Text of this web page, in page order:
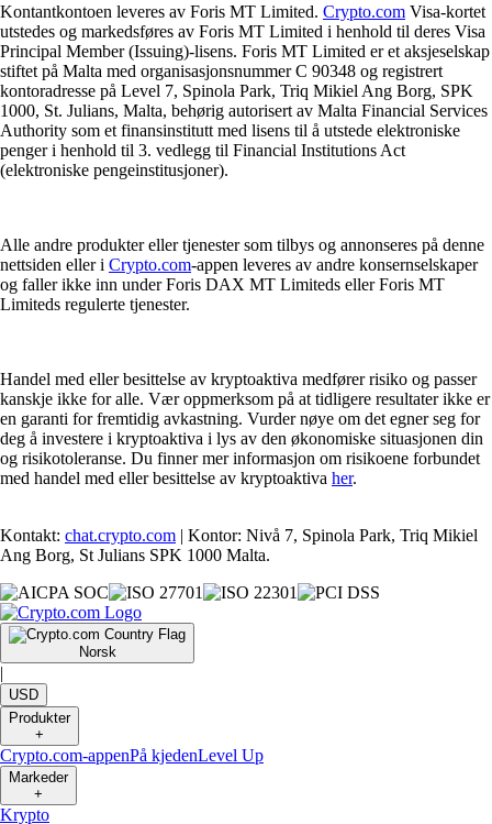
Kontantkontoen leveres av Foris MT Limited. Crypto.com Visa-kortet
utstedes og markedsføres av Foris MT Limited i henhold til deres Visa
Principal Member (Issuing)-lisens. Foris MT Limited er et aksjeselskap
stiftet på Malta med organisasjonsnummer C 90348 og registrert
kontoradresse på Level 7, Spinola Park, Triq Mikiel Ang Borg, SPK
1000, St. Julians, Malta, behørig autorisert av Malta Financial Services
Authority som et finansinstitutt med lisens til å utstede elektroniske
penger i henhold til 3. vedlegg til Financial Institutions Act
(elektroniske pengeinstitusjoner).
Alle andre produkter eller tjenester som tilbys og annonseres på denne
nettsiden eller i Crypto.com-appen leveres av andre konsernselskaper
og faller ikke inn under Foris DAX MT Limiteds eller Foris MT
Limiteds regulerte tjenester.
Handel med eller besittelse av kryptoaktiva medfører risiko og passer
kanskje ikke for alle. Vær oppmerksom på at tidligere resultater ikke er
en garanti for fremtidig avkastning. Vurder nøye om det egner seg for
deg å investere i kryptoaktiva i lys av den økonomiske situasjonen din
og risikotoleranse. Du finner mer informasjon om risikoene forbundet
med handel med eller besittelse av kryptoaktiva her.
Kontakt: chat.crypto.com | Kontor: Nivå 7, Spinola Park, Triq Mikiel
Ang Borg, St Julians SPK 1000 Malta.
Norsk
|
USD
Produkter
+
Crypto.com-appenPå kjedenLevel Up
Markeder
+
Krypto